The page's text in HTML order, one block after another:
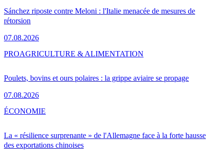
Sánchez riposte contre Meloni : l'Italie menacée de mesures de
rétorsion
07.08.2026
Poulets, bovins et ours polaires : la grippe aviaire se propage
07.08.2026
PROAGRICULTURE & ALIMENTATION
La « résilience surprenante » de l'Allemagne face à la forte hausse
des exportations chinoises
ÉCONOMIE